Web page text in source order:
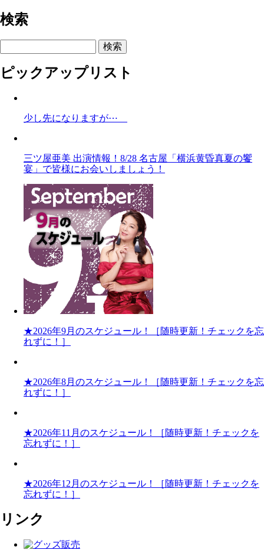
検索
検索
ピックアップリスト
少し先になりますが⋯
三ツ屋亜美 出演情報！8/28 名古屋「横浜黄昏真夏の饗
宴」で皆様にお会いしましょう！
★2026年9月のスケジュール！［随時更新！チェックを忘
れずに！］
★2026年8月のスケジュール！［随時更新！チェックを忘
れずに！］
★2026年11月のスケジュール！［随時更新！チェックを
忘れずに！］
★2026年12月のスケジュール！［随時更新！チェックを
忘れずに！］
リンク